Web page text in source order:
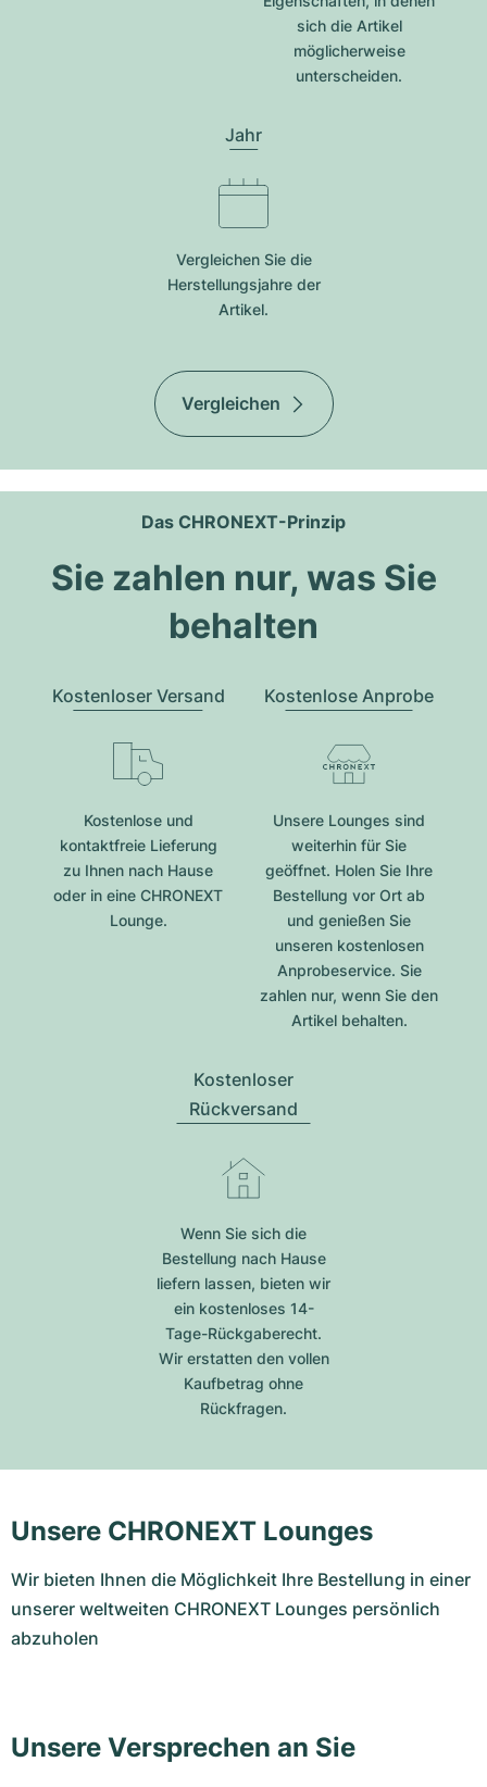
sich die Artikel
möglicherweise
unterscheiden.
Jahr
Vergleichen Sie die
Herstellungsjahre der
Artikel.
Vergleichen
Das CHRONEXT-Prinzip
Sie zahlen nur, was Sie
behalten
Kostenloser Versand
Kostenlose und
kontaktfreie Lieferung
zu Ihnen nach Hause
oder in eine CHRONEXT
Lounge.
Kostenlose Anprobe
Unsere Lounges sind
weiterhin für Sie
geöffnet. Holen Sie Ihre
Bestellung vor Ort ab
und genießen Sie
unseren kostenlosen
Anprobeservice. Sie
zahlen nur, wenn Sie den
Artikel behalten.
Kostenloser
Rückversand
Wenn Sie sich die
Bestellung nach Hause
liefern lassen, bieten wir
ein kostenloses 14-
Tage-Rückgaberecht.
Wir erstatten den vollen
Kaufbetrag ohne
Rückfragen.
Unsere CHRONEXT Lounges
Wir bieten Ihnen die Möglichkeit Ihre Bestellung in einer
unserer weltweiten CHRONEXT Lounges persönlich
abzuholen
Unsere Versprechen an Sie